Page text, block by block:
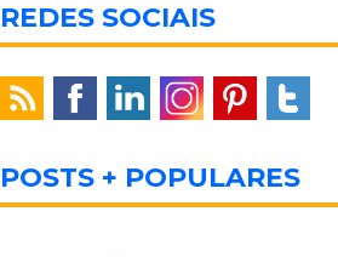
REDES SOCIAIS
POSTS + POPULARES